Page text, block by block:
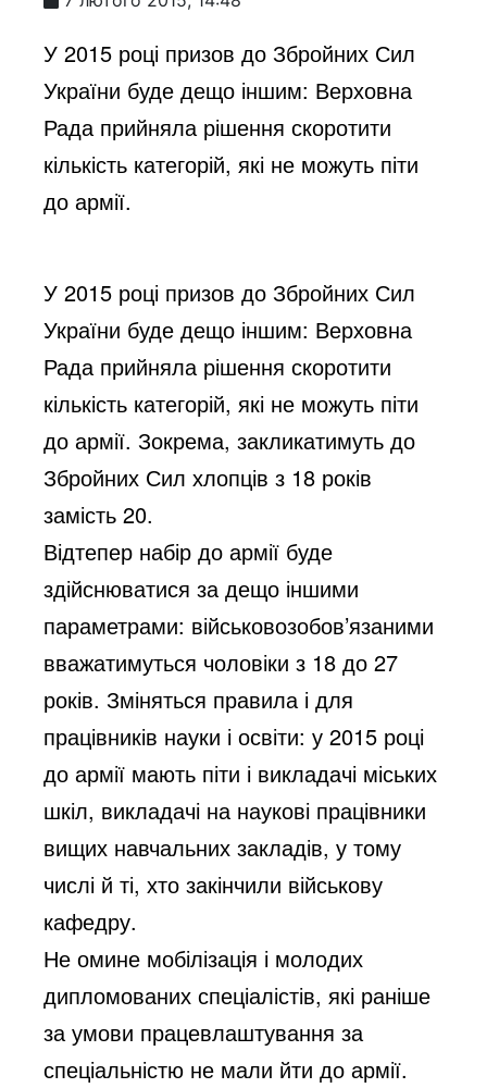
У 2015 році призов до Збройних Сил
України буде дещо іншим: Верховна
Рада прийняла рішення скоротити
кількість категорій, які не можуть піти
до армії.
У 2015 році призов до Збройних Сил
України буде дещо іншим: Верховна
Рада прийняла рішення скоротити
кількість категорій, які не можуть піти
до армії. Зокрема, закликатимуть до
Збройних Сил хлопців з 18 років
замість 20.
Відтепер набір до армії буде
здійснюватися за дещо іншими
параметрами: військовозобов’язаними
вважатимуться чоловіки з 18 до 27
років. Зміняться правила і для
працівників науки і освіти: у 2015 році
до армії мають піти і викладачі міських
шкіл, викладачі на наукові працівники
вищих навчальних закладів, у тому
числі й ті, хто закінчили військову
кафедру.
Не омине мобілізація і молодих
дипломованих спеціалістів, які раніше
за умови працевлаштування за
спеціальністю не мали йти до армії.